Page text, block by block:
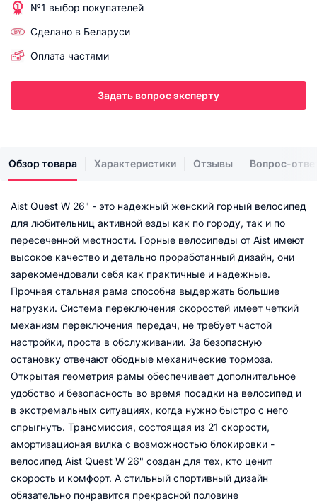
№1 выбор покупателей
Сделано в Беларуси
Оплата частями
Задать вопрос эксперту
Обзор товара Характеристики Отзывы Вопрос-
Aist Quest W 26" - это надежный женский горный велосипед
для любительниц активной езды как по городу, так и по
пересеченной местности. Горные велосипеды от Aist имеют
высокое качество и детально проработанный дизайн, они
зарекомендовали себя как практичные и надежные.
Прочная стальная рама способна выдержать большие
нагрузки. Система переключения скоростей имеет четкий
механизм переключения передач, не требует частой
настройки, проста в обслуживании. За безопасную
остановку отвечают ободные механические тормоза.
Открытая геометрия рамы обеспечивает дополнительное
удобство и безопасность во время посадки на велосипед и
в экстремальных ситуациях, когда нужно быстро с него
спрыгнуть. Трансмиссия, состоящая из 21 скорости,
амортизационая вилка с возможностью блокировки -
велосипед Aist Quest W 26" создан для тех, кто ценит
скорость и комфорт. А стильный спортивный дизайн
обязательно понравится прекрасной половине